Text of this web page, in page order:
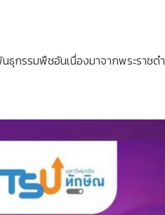
กรรมพืชอันเนื่องมาจากพระราชด